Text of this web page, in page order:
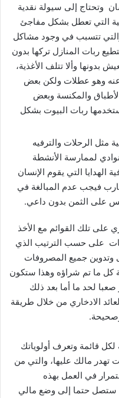
وتحتاج إلى سيولة نقدية
التي تعطل بشكل مفاجئ
تتسبب في وجود مشاكل
ربات المنازل تركها بدون
بدونها وألا تتلف الأغذية،
عنه وهو عطلات ولكن بعض
والمكنسة وبعض
ربات البيوت بشكل
مثل الرحلات والترفيه
لممارسة الأنشطة
التي يقوم الإنسان
فيجب عدم المبالغة في
على الثمن بدون داعي.
على تلك القوائم مع الأخذ
على حسب الترتيب الذي
وتدوين جميع المصروفات
كل ما تم شراؤه وهذا ستكون
لحد ما أما بعد ذلك
الادخاري من خلال طريقة
قائمة وتعرف أولوياتك
مالك عليها، والتي من
في العمل بهذه
ستصل حتما إلى وضع مالي